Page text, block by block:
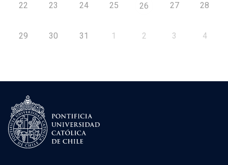
22 23 24 25 26 27 28
29 30 31 1 2 3 4